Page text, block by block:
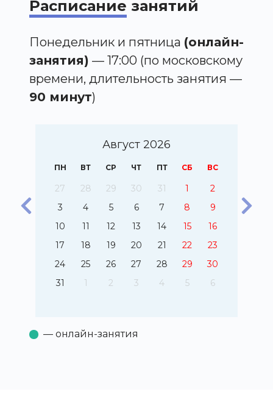
Расписание занятий
Понедельник и пятница (онлайн-
занятия) — 17:00 (по московскому
времени, длительность занятия —
90 минут)
Август 2026
ПН ВТ СР ЧТ ПТ СБ ВС
27 28 29 30 31 1
2
3
4 5 6 7 8
9
10
11 12 13 14 15
16
17
18 19 20 21 22
23
24
25 26 27 28 29
30
31
1 2 3 4 5 6
— онлайн-занятия